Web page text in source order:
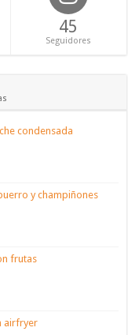
45
Seguidores
condensada
y champiñones
frutas
airfryer